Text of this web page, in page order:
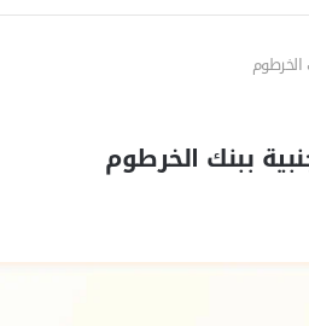
ببنك الخرطوم